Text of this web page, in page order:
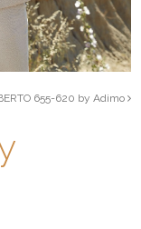
655-620 by Adimo